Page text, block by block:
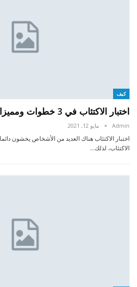
كيف
اختبار الاكتئاب في 3 خطوات ومميزات تنفيذه
Admin مايو 12, 2021
اختبار الاكتئاب هناك العديد من الأشخاص يخشون
الاكتئاب، لذلك…